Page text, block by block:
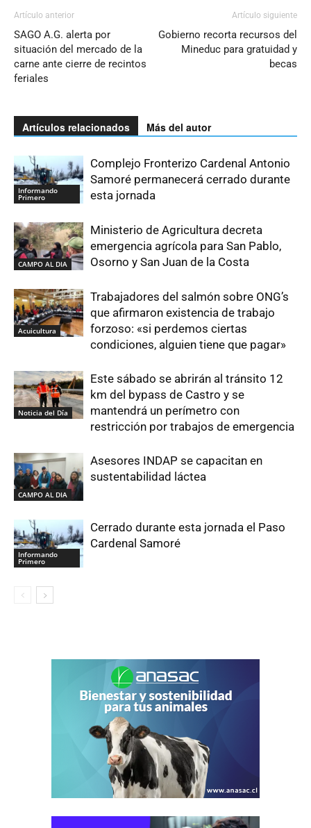
Artículo anterior
SAGO A.G. alerta por
situación del mercado de la
carne ante cierre de recintos
feriales
Artículo siguiente
Gobierno recorta recursos del
Mineduc para gratuidad y
becas
Artículos relacionados Más del autor
Informando
Primero
Complejo Fronterizo Cardenal Antonio
Samoré permanecerá cerrado durante
esta jornada
CAMPO AL DIA
Ministerio de Agricultura decreta
emergencia agrícola para San Pablo,
Osorno y San Juan de la Costa
Acuicultura
Trabajadores del salmón sobre ONG’s
que afirmaron existencia de trabajo
forzoso: «si perdemos ciertas
condiciones, alguien tiene que pagar»
Noticia del Día
Este sábado se abrirán al tránsito 12
km del bypass de Castro y se
mantendrá un perímetro con
restricción por trabajos de emergencia
CAMPO AL DIA
Asesores INDAP se capacitan en
sustentabilidad láctea
Informando
Primero
Cerrado durante esta jornada el Paso
Cardenal Samoré